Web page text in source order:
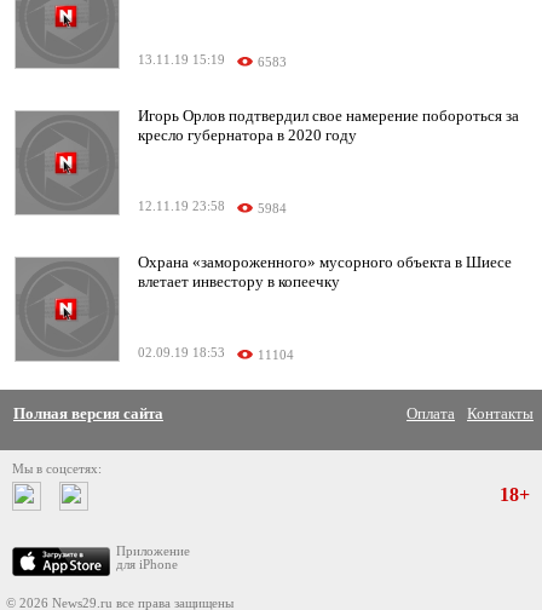
13.11.19 15:19 6583
Игорь Орлов подтвердил свое намерение побороться за
кресло губернатора в 2020 году
12.11.19 23:58 5984
Охрана «замороженного» мусорного объекта в Шиесе
влетает инвестору в копеечку
02.09.19 18:53 11104
Полная версия сайта Оплата Контакты
Мы в соцсетях:
Приложение
для iPhone
18+
© 2026 News29.ru все права защищены